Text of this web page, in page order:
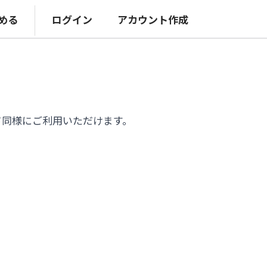
る ログイン アカウント作成
様にご利用いただけます。